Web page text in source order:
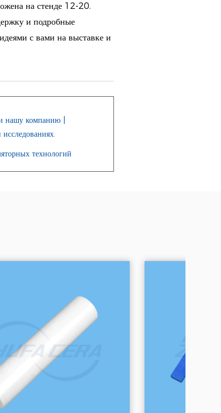
на стенде 12-20.
и подробные
с вами на выставке и
компанию |
технологий